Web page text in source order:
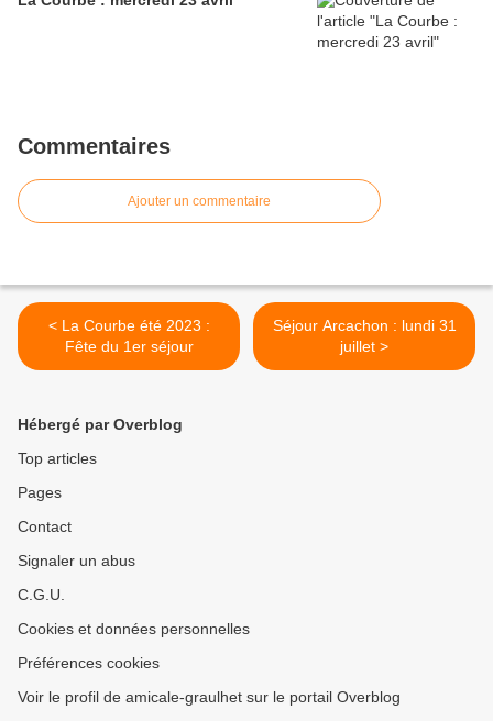
Commentaires
Ajouter un commentaire
< La Courbe été 2023 :
Fête du 1er séjour
Séjour Arcachon : lundi 31
juillet >
Hébergé par Overblog
Top articles
Pages
Contact
Signaler un abus
C.G.U.
Cookies et données personnelles
Préférences cookies
Voir le profil de amicale-graulhet sur le portail Overblog